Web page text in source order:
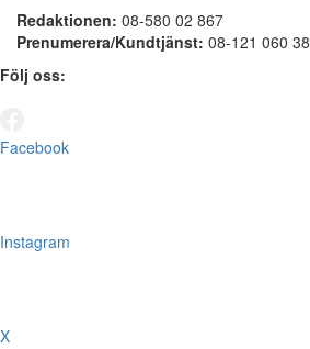
Redaktionen: 08-580 02 867
Prenumerera/Kundtjänst: 08-121 060 38
Följ oss:
Facebook
Instagram
X